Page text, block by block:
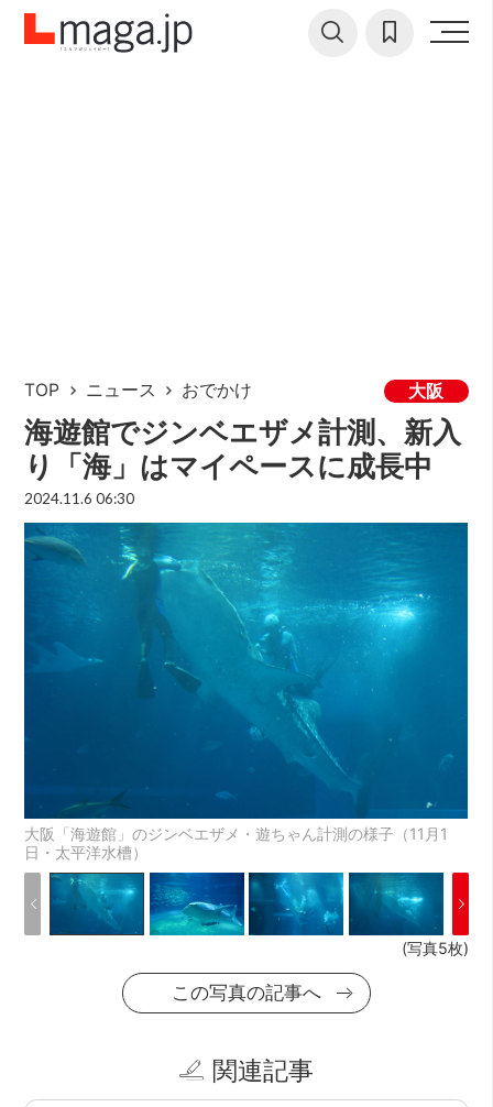
TOP ニュース おでかけ 大阪
海遊館でジンベエザメ計測、新入
り「海」はマイペースに成長中
2024.11.6 06:30
大阪「海遊館」のジンベエザメ・遊ちゃん計測の様子（11月1
日・太平洋水槽）
(写真5枚)
この写真の記事へ
関連記事